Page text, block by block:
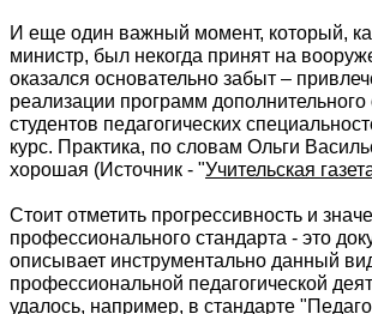
И еще один важный момент, который,
министр, был некогда принят на
оказался основательно забыт –
реализации программ дополнительного
студентов педагогических
курс. Практика, по словам Ольги
хорошая (Источник - "Учительская
Стоит отметить прогрессивность и
профессионального стандарта - это
описывает инструментально данный
профессиональной педагогической
удалось, например, в стандарте